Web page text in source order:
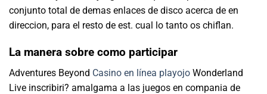
conjunto total de demas enlaces de disco acerca de en
direccion, para el resto de est. cual lo tanto os chiflan.
La manera sobre como participar
Adventures Beyond Casino en línea playojo Wonderland
Live inscribiri? amalgama a las juegos en compania de